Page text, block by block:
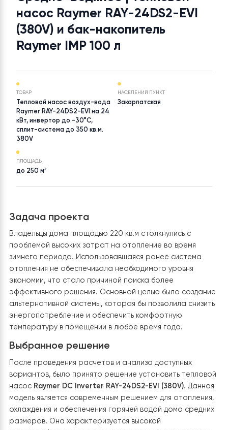
Монтаж системы отопления в
Средне-Водяное | Тепловой
насос Raymer RAY-24DS2-EVI
(380V) и бак-накопитель
Raymer IMP 100 л
ТОВАР
Тепловой насос воздух-вода
Raymer RAY-24DS2-EVI на 24
кВт, инвертор до -30°C,
ПЛОЩАДЬ
Задача проекта
Владельцы дома площадью 220 кв.м столкнулись с
проблемой высоких затрат на отопление во время
зимнего периода. Использовавшаяся ранее система
экономии, что стало причиной поиска более
эффективного решения. Основной целью было
альтернативной системы, которая бы позволила
энергопотребление и обеспечить комфортную
температуру в помещении в любое время года.
Выбранное решение